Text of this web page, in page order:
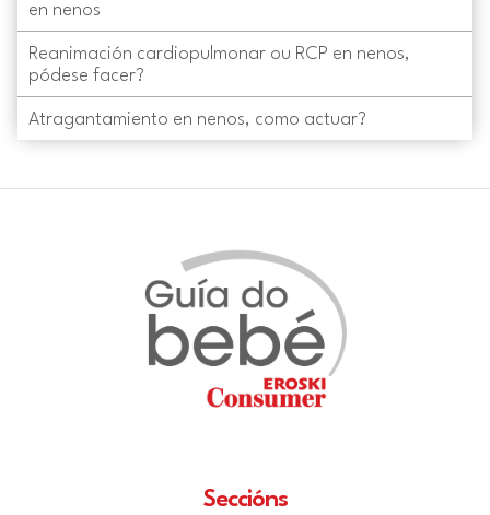
en nenos
Reanimación cardiopulmonar ou RCP en nenos,
pódese facer?
Atragantamiento en nenos, como actuar?
Seccións